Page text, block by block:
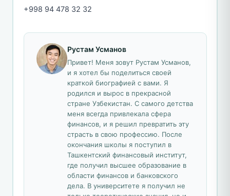
+998 94 478 32 32
Рустам Усманов
Привет! Меня зовут Рустам Усманов,
и я хотел бы поделиться своей
краткой биографией с вами. Я
родился и вырос в прекрасной
стране Узбекистан. С самого детства
меня всегда привлекала сфера
финансов, и я решил превратить эту
страсть в свою профессию. После
окончания школы я поступил в
Ташкентский финансовый институт,
где получил высшее образование в
области финансов и банковского
дела. В университете я получил не